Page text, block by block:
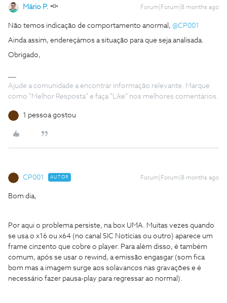
Mário P. Forum|Forum|8 months ago
Não temos indicação de comportamento anormal, ​ @CP001
Ainda assim, endereçámos a situação para que seja analisada.
Obrigado,
Ajude a comunidade a encontrar informação relevante. Marque
como "Melhor Resposta" e faça "Like" nos melhores comentários.
1 pessoa gostou
CP001 AUTOR Forum|Forum|8 months ago
Bom dia,
Por aqui o problema persiste, na box UMA. Muitas vezes quando
se usa o x16 ou x64 (no canal SIC Notícias ou outro) aparece um
frame cinzento que cobre o player. Para além disso, é também
comum, após se usar o rewind, a emissão engasgar (som fica
bom mas a imagem surge aos solavancos nas gravações e é
necessário fazer pausa-play para regressar ao normal).